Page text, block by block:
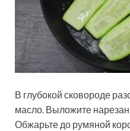
В глубокой сковороде
масло. Выложите
Обжарьте до румяной